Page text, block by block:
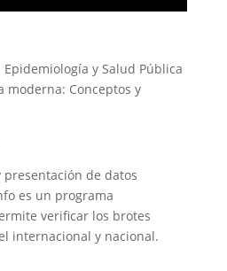
y Salud Pública
moderna: Conceptos y
presentación de datos
es un programa
verificar los brotes
internacional y nacional.